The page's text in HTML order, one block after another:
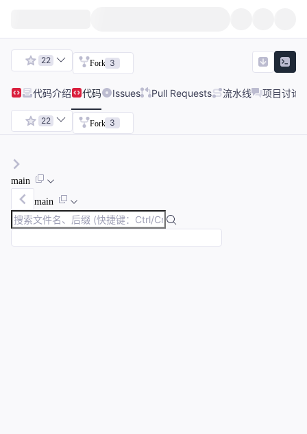
22 Fork 3
代码介绍 代码 Issues Pull Requests 流水线 项目讨论
22 Fork 3
main
main